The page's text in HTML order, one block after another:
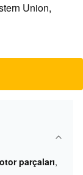
Union,
parçaları,